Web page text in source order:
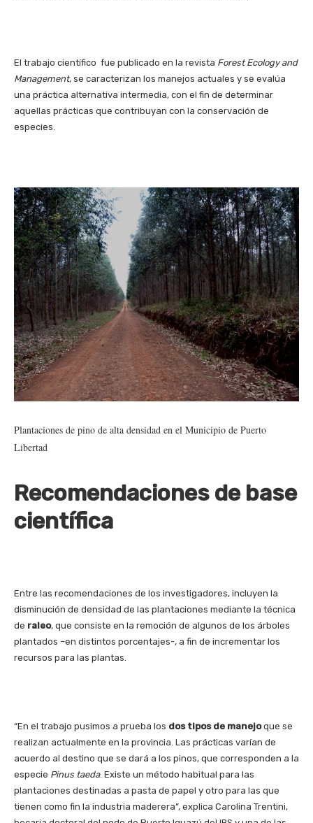
El trabajo científico fue publicado en la revista Forest Ecology and
Management, se caracterizan los manejos actuales y se evalúa
una práctica alternativa intermedia, con el fin de determinar
aquellas prácticas que contribuyan con la conservación de
especies.
Plantaciones de pino de alta densidad en el Municipio de Puerto
Libertad
Recomendaciones de base
científica
Entre las recomendaciones de los investigadores, incluyen la
disminución de densidad de las plantaciones mediante la técnica
de raleo, que consiste en la remoción de algunos de los árboles
plantados –en distintos porcentajes-, a fin de incrementar los
recursos para las plantas.
“En el trabajo pusimos a prueba los dos tipos de manejoque se
realizan actualmente en la provincia. Las prácticas varían de
acuerdo al destino que se dará a los pinos, que corresponden a la
especie Pinus taeda. Existe un método habitual para las
plantaciones destinadas a pasta de papel y otro para las que
tienen como fin la industria maderera”, explica Carolina Trentini,